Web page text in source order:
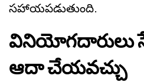
సహాయపడుతుంది.
వినియోగదారులు
ఆదా చేయవచ్చు